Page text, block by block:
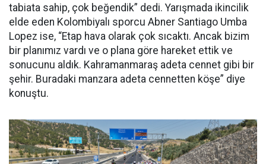
tabiata sahip, çok beğendik” dedi. Yarışmada ikincilik
elde eden Kolombiyalı sporcu Abner Santiago Umba
Lopez ise, “Etap hava olarak çok sıcaktı. Ancak bizim
bir planımız vardı ve o plana göre hareket ettik ve
sonucunu aldık. Kahramanmaraş adeta cennet gibi bir
şehir. Buradaki manzara adeta cennetten köşe” diye
konuştu.